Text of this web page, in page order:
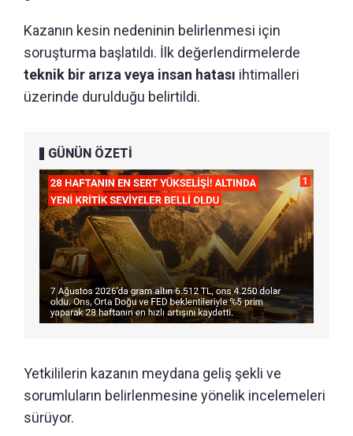
Kazanın kesin nedeninin belirlenmesi için
soruşturma başlatıldı. İlk değerlendirmelerde
teknik bir arıza veya insan hatası ihtimalleri
üzerinde durulduğu belirtildi.
GÜNÜN ÖZETİ
Yetkililerin kazanın meydana geliş şekli ve
sorumluların belirlenmesine yönelik incelemeleri
sürüyor.